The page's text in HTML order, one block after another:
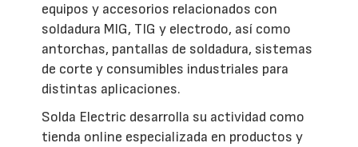
equipos y accesorios relacionados con
soldadura MIG, TIG y electrodo, así como
antorchas, pantallas de soldadura, sistemas
de corte y consumibles industriales para
distintas aplicaciones.
Solda Electric desarrolla su actividad como
tienda online especializada en productos y